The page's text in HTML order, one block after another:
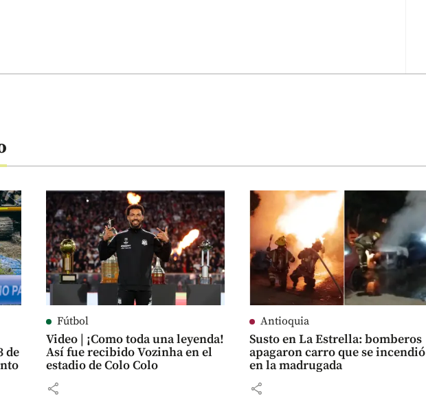
de
Fútbol
Video | ¡Como toda una leyenda!
Así fue recibido Vozinha en el
estadio de Colo Colo
share
Antioquia
Susto en La Estrella: bomberos
apagaron carro que se incendió
en la madrugada
share